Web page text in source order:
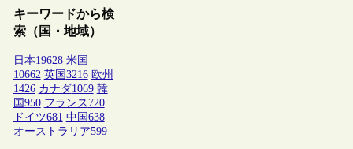
キーワードから検
索（国・地域）
日本19628 米国
10662 英国3216 欧州
1426 カナダ1069 韓
国950 フランス 720
ドイツ681 中国638
オーストラリア599